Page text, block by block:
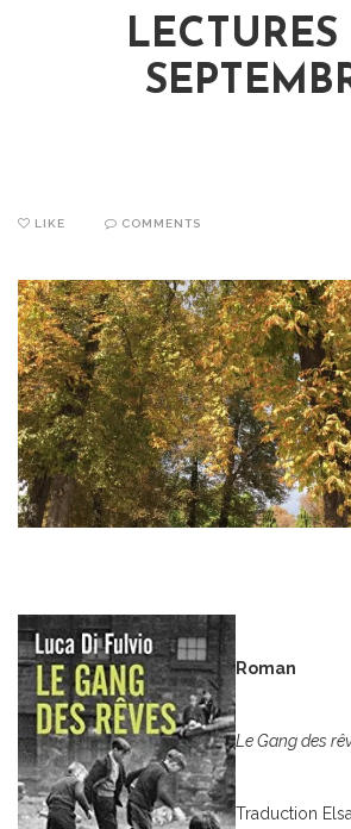
LECTURES
LIKE COMMENTS
Roman
Le Gang des
Traduction